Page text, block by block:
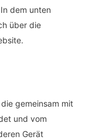
dem unten
über die
gemeinsam mit
und vom
Gerät